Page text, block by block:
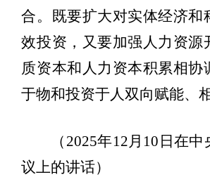
合。既要扩大对实体经济和
效投资，又要加强人力资源
质资本和人力资本积累相协
于物和投资于人双向赋能、
（2025年12月10日在
议上的讲话）